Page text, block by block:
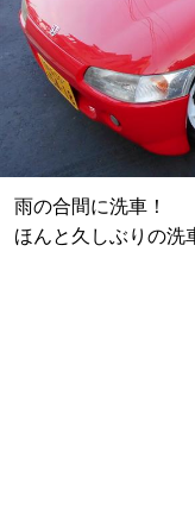
雨の合間に洗車！
ほんと久しぶりの洗